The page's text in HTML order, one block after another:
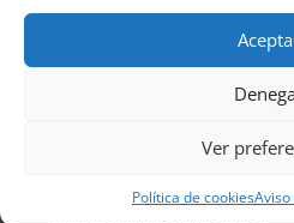
Ver
Política de cookiesAviso
Email